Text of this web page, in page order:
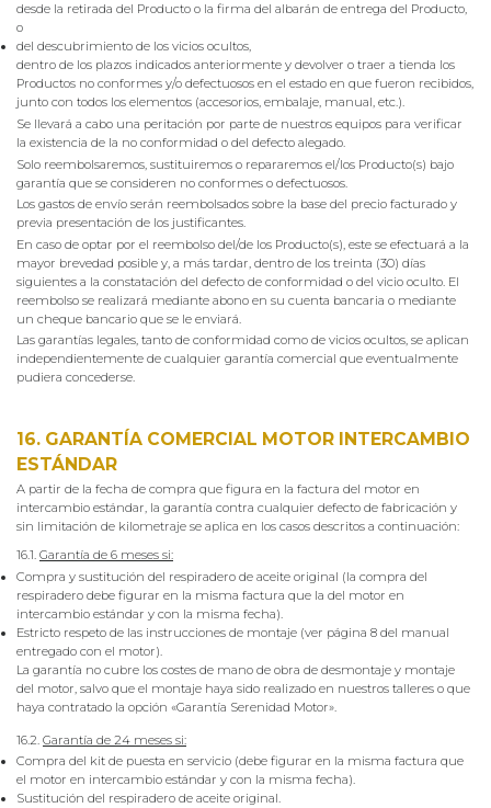
desde la retirada del Producto o la firma del albarán de entrega del Producto,
o
del descubrimiento de los vicios ocultos,
dentro de los plazos indicados anteriormente y devolver o traer a tienda los
Productos no conformes y/o defectuosos en el estado en que fueron recibidos,
junto con todos los elementos (accesorios, embalaje, manual, etc.).
Se llevará a cabo una peritación por parte de nuestros equipos para verificar
la existencia de la no conformidad o del defecto alegado.
Solo reembolsaremos, sustituiremos o repararemos el/los Producto(s) bajo
garantía que se consideren no conformes o defectuosos.
Los gastos de envío serán reembolsados sobre la base del precio facturado y
previa presentación de los justificantes.
En caso de optar por el reembolso del/de los Producto(s), este se efectuará a la
mayor brevedad posible y, a más tardar, dentro de los treinta (30) días
siguientes a la constatación del defecto de conformidad o del vicio oculto. El
reembolso se realizará mediante abono en su cuenta bancaria o mediante
un cheque bancario que se le enviará.
Las garantías legales, tanto de conformidad como de vicios ocultos, se aplican
independientemente de cualquier garantía comercial que eventualmente
pudiera concederse.
16. GARANTÍA COMERCIAL MOTOR INTERCAMBIO
ESTÁNDAR
A partir de la fecha de compra que figura en la factura del motor en
intercambio estándar, la garantía contra cualquier defecto de fabricación y
sin limitación de kilometraje se aplica en los casos descritos a continuación:
16.1. Garantía de 6 meses si:
Compra y sustitución del respiradero de aceite original (la compra del
respiradero debe figurar en la misma factura que la del motor en
intercambio estándar y con la misma fecha).
Estricto respeto de las instrucciones de montaje (ver página 8 del manual
entregado con el motor).
La garantía no cubre los costes de mano de obra de desmontaje y montaje
del motor, salvo que el montaje haya sido realizado en nuestros talleres o que
haya contratado la opción «Garantía Serenidad Motor».
16.2. Garantía de 24 meses si:
Compra del kit de puesta en servicio (debe figurar en la misma factura que
el motor en intercambio estándar y con la misma fecha).
Sustitución del respiradero de aceite original.